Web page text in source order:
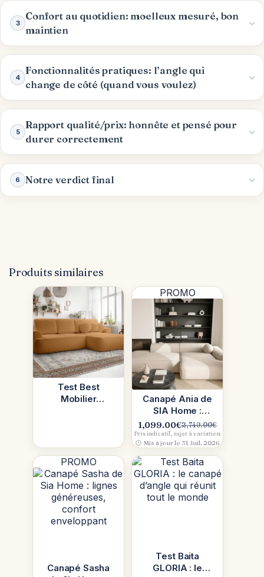
3
Confort au quotidien: moelleux mesuré, bon
maintien
4
Fonctionnalités pratiques: l’angle qui
change de côté (quand vous voulez)
5
Rapport qualité/prix: honnête et pensé pour
durer correctement
6 Notre verdict final
Produits similaires
Test Best
Mobilier
places (angle
PROMO
Canapé Ania de
SIA Home :
design
tendance et
assise XXL pour
un salon
2,749.00€
Le
prix
initial
était :
2,749.00€.
1,099.00€
Le
prix
actuel
est :
1,099.00€.
Prix indicatif, sujet à variation
Mis à jour le 31 Juil. 2026
PROMO
Canapé Sasha
Test Baita
GLORIA : le